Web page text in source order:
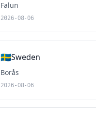
Falun
2026-08-06
🇸🇪Sweden
Borås
2026-08-06